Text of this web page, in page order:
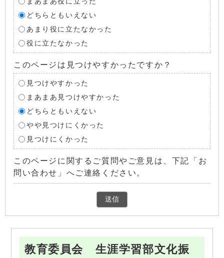
どちらともいえない
あまり役に立たなかった
役に立たなかった
このページは見つけやすかったですか？
見つけやすかった
まあまあ見つけやすかった
どちらともいえない
やや見つけにくかった
見つけにくかった
このページに関するご質問やご意見は、下記「お
問い合わせ」へご連絡ください。
教育委員会 生涯学習部文化振